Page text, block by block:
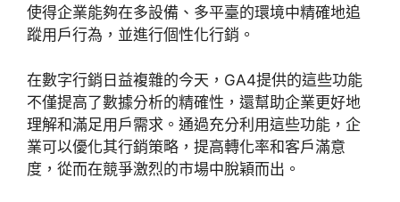
使得企業能夠在多設備、多平臺的環境中精確地追
蹤用戶行為，並進行個性化行銷。
在數字行銷日益複雜的今天， GA4提供的這些功能
不僅提高了數據分析的精確性，還幫助企業更好地
理解和滿足用戶需求。通過充分利用這些功能，企
業可以優化其行銷策略，提高轉化率和客戶滿意
度，從而在競爭激烈的市場中脫穎而出。